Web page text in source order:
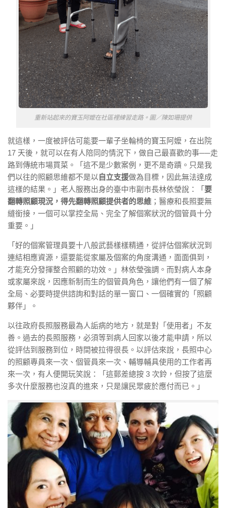
重新站起來的寶玉阿嬤在社區裡練習走路。圖／陳如珊提供
就這樣，一度被評估可能要一輩子坐輪椅的寶玉阿嬤，在出院
17 天後，就可以在有人陪同的情況下，做自己最喜歡的事──走
路到傳統市場買菜。「這不是少數案例，更不是奇蹟。只是我
們以往的照顧思維都不是以自立支援做為目標，因此無法達成
這樣的結果。」老人服務出身的臺中市副市長林依瑩說：「 要
翻轉照顧現況，得先翻轉照顧提供者的思維 ；醫療和長照要無
縫銜接，一個可以掌控全局、完全了解個案狀況的個管員十分
重要。」
「好的個案管理員要十八般武藝樣樣精通，從評估個案狀況到
連結相應資源，還要能從家屬及個案的角度溝通，面面俱到，
才能充分發揮整合照顧的功效。」林依瑩強調。而對病人本身
或家屬來說，因應新制而生的個管員角色，讓他們有一個了解
全局、必要時提供諮詢和對話的單一窗口、一個確實的「照顧
夥伴」。
以往政府長照服務最為人詬病的地方，就是對「使用者」不友
善。過去的長照服務，必須等到病人回家以後才能申請，所以
從評估到服務到位，時間被拉得很長。以評估來說，長照中心
的照顧專員來一次、個管員來一次、輔導輔具使用的工作者再
來一次，有人便開玩笑說：「這郵差總按 3 次鈴，但按了這麼
多次什麼服務也沒真的進來，只是讓民眾疲於應付而已。」